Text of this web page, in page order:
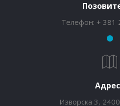
Телефон: + 381
Изворска 3,